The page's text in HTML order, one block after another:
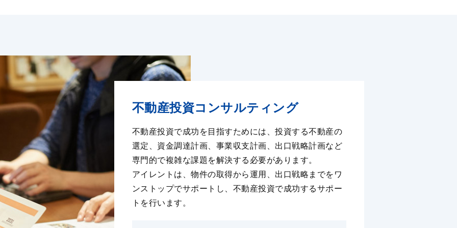
不動産投資コンサルティング
不動産投資で成功を⽬指すためには、投資する不動産の
選定、資⾦調達計画、事業収⽀計画、出⼝戦略計画など
専⾨的で複雑な課題を解決する必要があります。
アイレントは、物件の取得から運⽤、出⼝戦略までをワ
ンストップでサポートし、不動産投資で成功するサポー
トを⾏います。